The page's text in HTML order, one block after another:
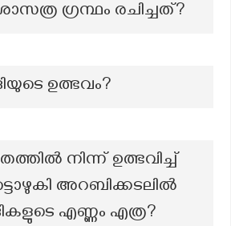
ഗ്രന്ഥം രചിച്ചത്?
ഉത്ഭവം?
നിന്ന് ഉത്ഭവിച്ച്
അറബിക്കടലിൽ
എണ്ണം എത്ര?